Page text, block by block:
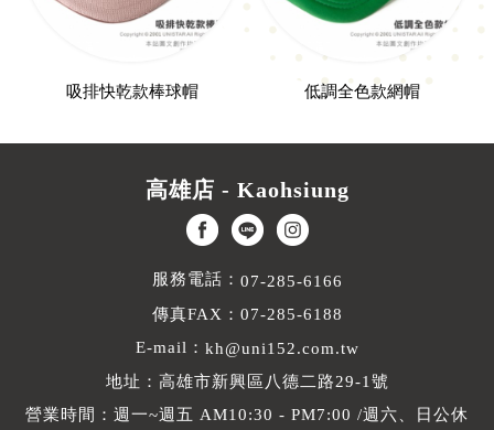
吸排快乾款棒球帽 低調全色款網帽
高雄店 - Kaohsiung
服務電話： 07-285-6166
傳真FAX：07-285-6188
E-mail： kh@uni152.com.tw
地址：高雄市新興區八德二路29-1號
營業時間：週一~週五 AM10:30 - PM7:00 /週六、日公休